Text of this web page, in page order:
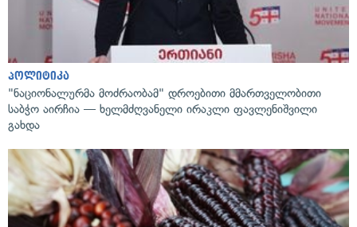
პოლიტიკა
"ნაციონალურმა მოძრაობამ" დროებითი მმართველობითი
საბჭო აირჩია — ხელმძღვანელი ირაკლი ფავლენიშვილი
გახდა